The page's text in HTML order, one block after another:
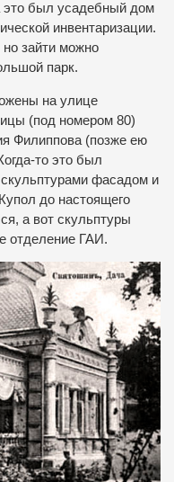
это был усадебный дом
инвентаризации.
зайти можно
парк.
на улице
(под номером 80)
Филиппова (позже ею
то это был
фасадом и
до настоящего
а вот скульптуры
отделение ГАИ.